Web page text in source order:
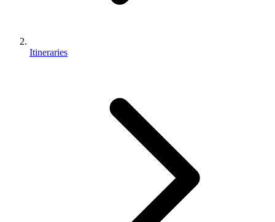
Itineraries